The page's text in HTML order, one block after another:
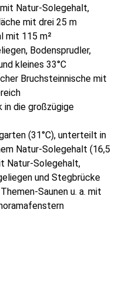
Natur-Solegehalt,
mit drei 25 m
mit 115 m²
Bodensprudler,
kleines 33°C
Bruchsteinnische mit
in die großzügige
(31°C), unterteilt in
Natur-Solegehalt (16,5
Natur-Solegehalt,
und Stegbrücke
Saunen u. a. mit